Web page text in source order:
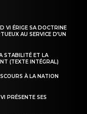
VI ÉRIGE SA DOCTRINE
AU SERVICE D’UN
STABILITÉ ET LA
(TEXTE INTÉGRAL)
À LA NATION
PRÉSENTE SES